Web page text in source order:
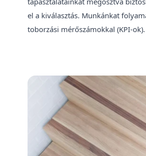
el a kiválasztás. Munkánkat
toborzási mérőszámokkal (KPI-ok).